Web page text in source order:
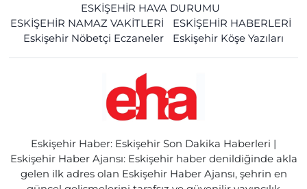
ESKİŞEHİR HAVA DURUMU
ESKİŞEHİR NAMAZ VAKİTLERİ
ESKİŞEHİR HABERLERİ
Eskişehir Nöbetçi Eczaneler
Eskişehir Köşe Yazıları
Eskişehir Haber: Eskişehir Son Dakika Haberleri |
Eskişehir Haber Ajansı: Eskişehir haber denildiğinde akla
gelen ilk adres olan Eskişehir Haber Ajansı, şehrin en